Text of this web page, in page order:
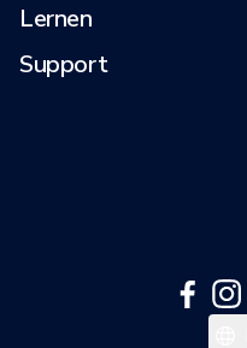
Lernen
Support